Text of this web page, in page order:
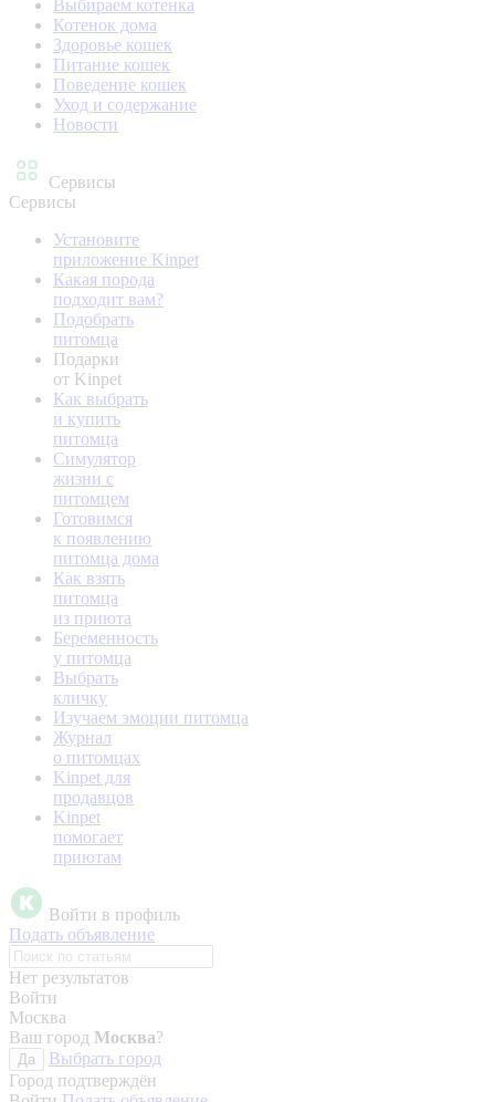
Выбираем котенка
Котенок дома
Здоровье кошек
Питание кошек
Поведение кошек
Уход и содержание
Новости
Сервисы
Сервисы
Установите
приложение Kinpet
Какая порода
подходит вам?
Подобрать
питомца
Подарки
от Kinpet
Как выбрать
и купить
питомца
Симулятор
жизни с
питомцем
Готовимся
к появлению
питомца дома
Как взять
питомца
из приюта
Беременность
у питомца
Выбрать
кличку
Изучаем эмоции питомца
Журнал
о питомцах
Kinpet для
продавцов
Kinpet
помогает
приютам
Войти в профиль
Подать объявление
Нет результатов
Войти
Москва
Ваш город Москва?
Да
Выбрать город
Город подтверждён